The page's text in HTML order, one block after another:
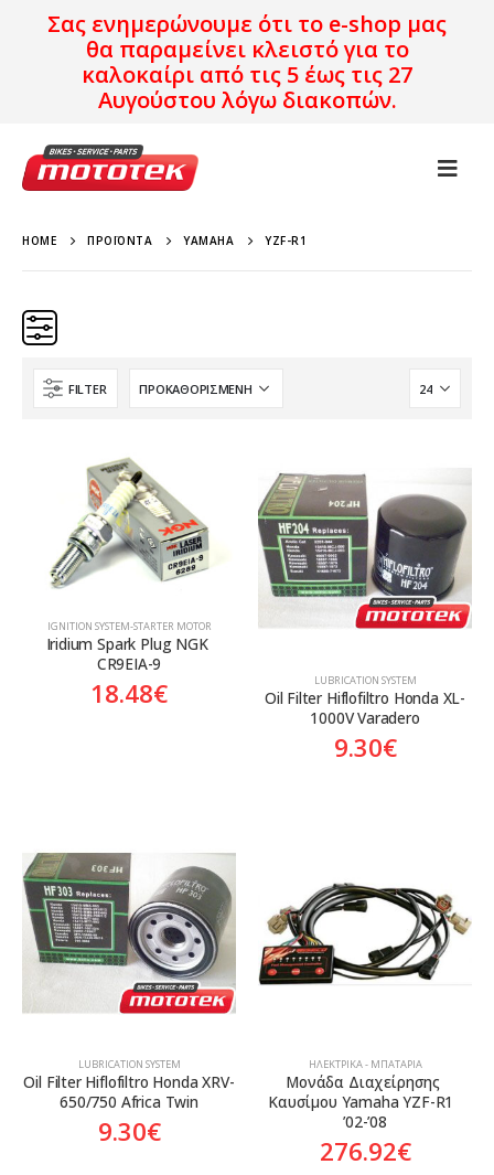
Σας ενημερώνουμε ότι το e-shop μας
θα παραμείνει κλειστό για το
καλοκαίρι από τις 5 έως τις 27
Αυγούστου λόγω διακοπών.
HOME ΠΡΟΪΌΝΤΑ YAMAHA YZF-R1
YAMAHA
Χρονολογία
Κατηγορίες
Aftermarket
FILTER
ΙGNITION SYSTEM-STARTER MOTOR
Iridium Spark Plug NGK
CR9EIA-9
18.48€ LUBRICATION SYSTEM
Oil Filter Hiflofiltro Honda XL-
1000V Varadero
9.30€
LUBRICATION SYSTEM
Oil Filter Hiflofiltro Honda XRV-
650/750 Africa Twin
9.30€
ΗΛΕΚΤΡΙΚΆ - ΜΠΑΤΑΡΊΑ
Μονάδα Διαχείρησης
Καυσίμου Yamaha YZF-R1
’02-’08
276.92€